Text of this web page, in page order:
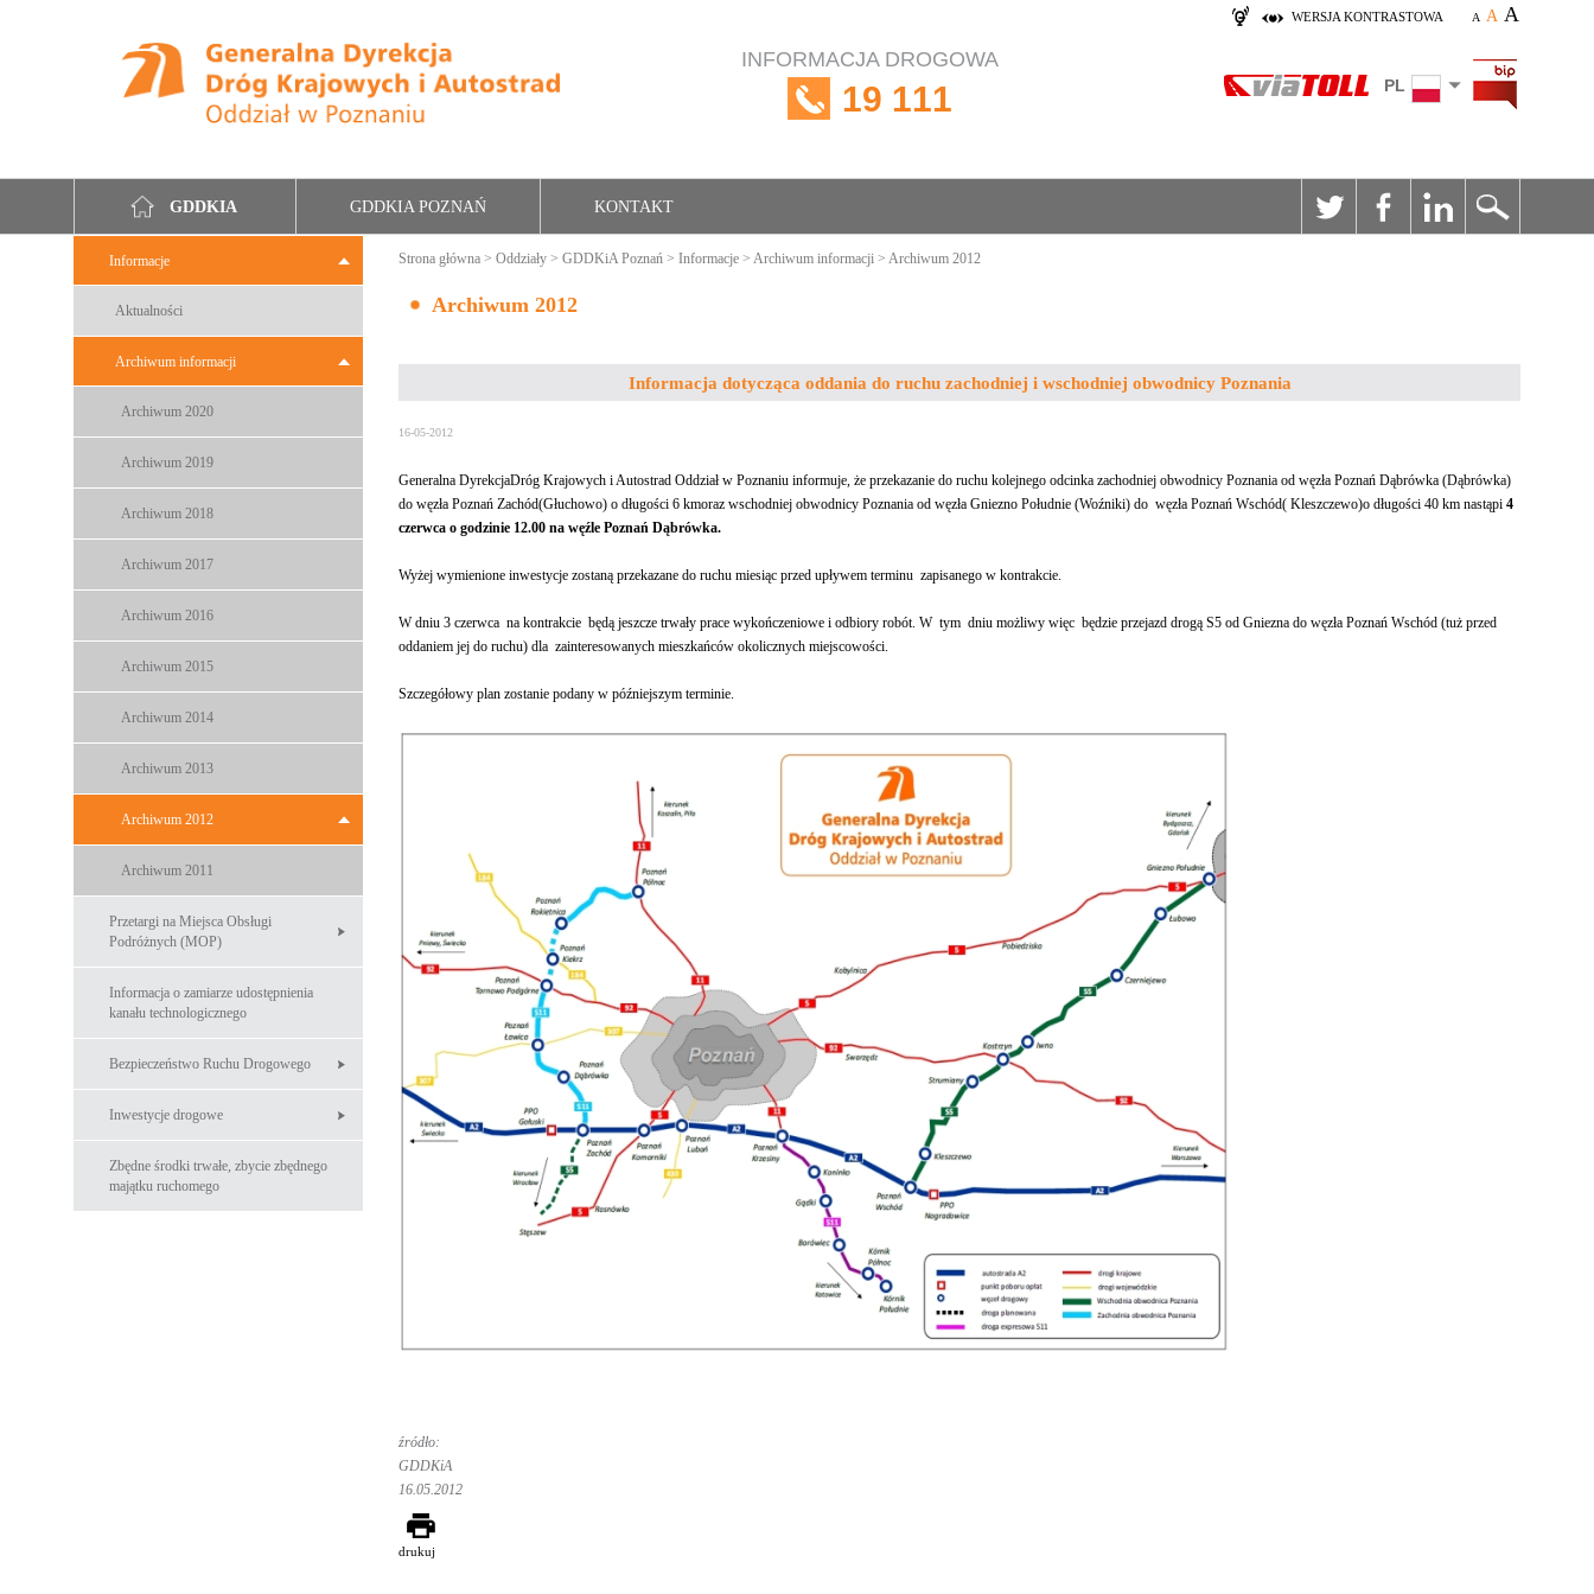
WERSJA KONTRASTOWA A A A
INFORMACJA DROGOWA
19 111 PL
GDDKIA GDDKIA POZNAŃ KONTAKT
Informacje
Aktualności
Archiwum informacji
Archiwum 2020
Archiwum 2019
Archiwum 2018
Archiwum 2017
Archiwum 2016
Archiwum 2015
Archiwum 2014
Archiwum 2013
Archiwum 2012
Archiwum 2011
Przetargi na Miejsca Obsługi
Podróżnych (MOP)
Informacja o zamiarze udostępnienia
kanału technologicznego
Bezpieczeństwo Ruchu Drogowego
Inwestycje drogowe
Zbędne środki trwałe, zbycie zbędnego
majątku ruchomego
Strona główna > Oddziały > GDDKiA Poznań > Informacje > Archiwum informacji > Archiwum 2012
Archiwum 2012
Informacja dotycząca oddania do ruchu zachodniej i wschodniej obwodnicy Poznania
16-05-2012
Generalna DyrekcjaDróg Krajowych i Autostrad Oddział w Poznaniu informuje, że przekazanie do ruchu kolejnego odcinka zachodniej obwodnicy Poznania od węzła Poznań Dąbrówka (Dąbrówka)
do węzła Poznań Zachód(Głuchowo) o długości 6 kmoraz wschodniej obwodnicy Poznania od węzła Gniezno Południe (Woźniki) do węzła Poznań Wschód( Kleszczewo)o długości 40 km nastąpi 4
czerwca o godzinie 12.00 na węźle Poznań Dąbrówka.
Wyżej wymienione inwestycje zostaną przekazane do ruchu miesiąc przed upływem terminu zapisanego w kontrakcie.
W dniu 3 czerwca na kontrakcie będą jeszcze trwały prace wykończeniowe i odbiory robót. W tym dniu możliwy więc będzie przejazd drogą S5 od Gniezna do węzła Poznań Wschód (tuż przed
oddaniem jej do ruchu) dla zainteresowanych mieszkańców okolicznych miejscowości.
Szczegółowy plan zostanie podany w późniejszym terminie.
źródło:
GDDKiA
16.05.2012
drukuj